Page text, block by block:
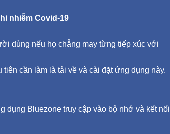
nhiễm Covid-19
dùng nếu họ chẳng may từng tiếp xúc với
cần làm là tải về và cài đặt ứng dụng này.
dụng Bluezone truy cập vào bộ nhớ và kết nối